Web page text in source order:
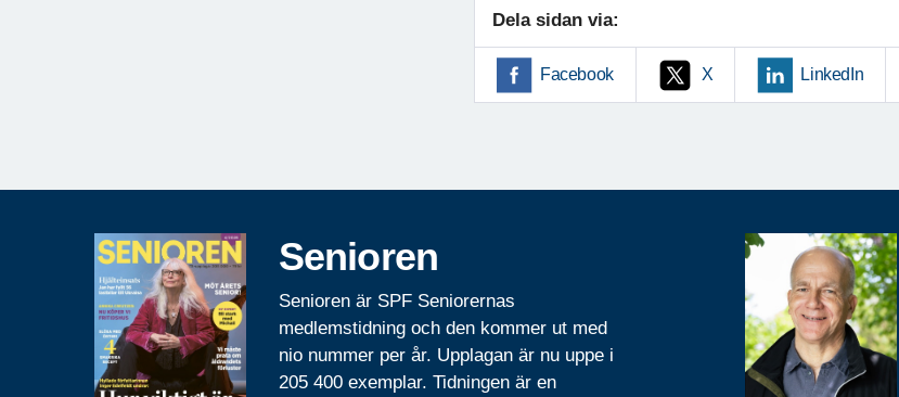
Dela sidan via:
Facebook X LinkedIn
Senioren
Senioren är SPF Seniorernas
medlemstidning och den kommer ut med
nio nummer per år. Upplagan är nu uppe i
205 400 exemplar. Tidningen är en